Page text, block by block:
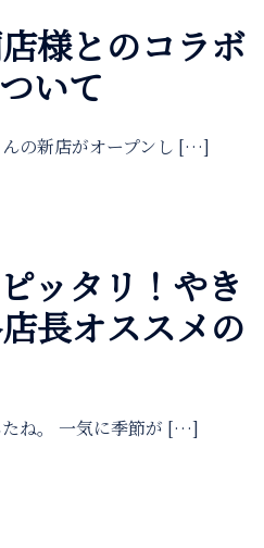
様とのコラボ
いて
の新店がオープンし […]
ッタリ！やき
長オススメの
ね。 一気に季節が […]